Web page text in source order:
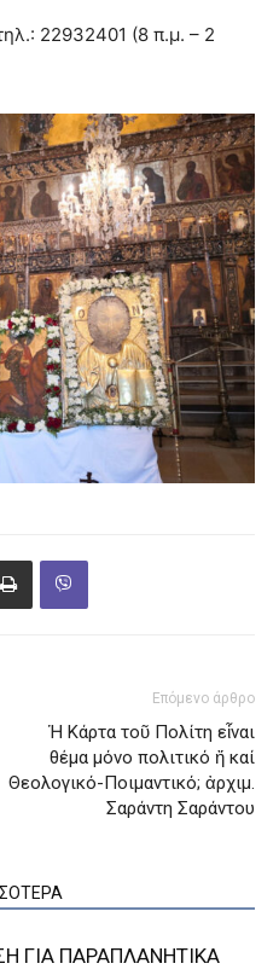
22932401 (8 π.μ. – 2
Επόμενο άρθρο
Ἡ Κάρτα τοῦ Πολίτη εἶναι
θέμα μόνο πολιτικό ἤ καί
Θεολογικό-Ποιμαντικό; ἀρχιμ.
Σαράντη Σαράντου
ΓΙΑ ΠΑΡΑΠΛΑΝΗΤΙΚΑ